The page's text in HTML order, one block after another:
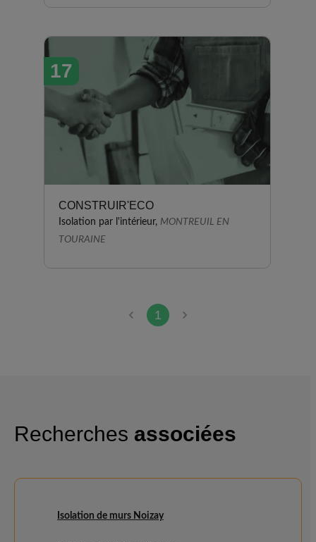
17
CONSTRUIR'ECO
Isolation par l'intérieur, MONTREUIL EN
TOURAINE
1
Recherches associées
Isolation de murs Noizay